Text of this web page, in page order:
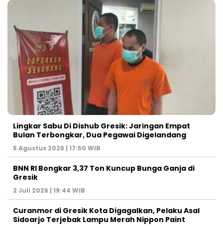
Lingkar Sabu Di Dishub Gresik: Jaringan Empat
Bulan Terbongkar, Dua Pegawai Digelandang
5 Agustus 2026 | 17:50 WIB
BNN RI Bongkar 3,37 Ton Kuncup Bunga Ganja di
Gresik
2 Juli 2026 | 19:44 WIB
Curanmor di Gresik Kota Digagalkan, Pelaku Asal
Sidoarjo Terjebak Lampu Merah Nippon Paint